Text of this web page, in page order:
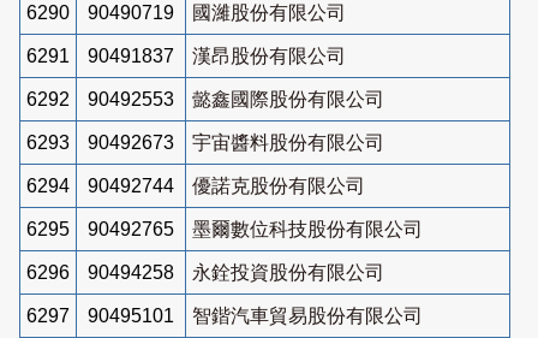
6290 90490719 國濰股份有限公司
6291 90491837 漢昂股份有限公司
6292 90492553 懿鑫國際股份有限公司
6293 90492673 宇宙醬料股份有限公司
6294 90492744 優諾克股份有限公司
6295 90492765 墨爾數位科技股份有限公司
6296 90494258 永銓投資股份有限公司
6297 90495101 智鍇汽車貿易股份有限公司